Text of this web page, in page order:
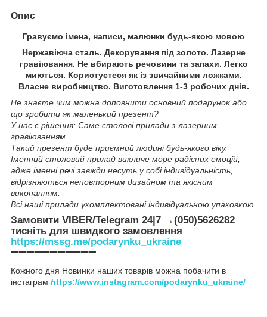
Опис
Гравуємо імена, написи, малюнки будь-якою мовою
Нержавіюча сталь. Декорування під золото. Лазерне
гравіювання. Не вбирають речовини та запахи. Легко
миються. Користуєтеся як із звичайними ложками.
Власне виробництво. Виготовлення 1-3 робочих днів.
Не знаєте чим можна доповнити основний подарунок або
що зробити як маленький презент?
У нас є рішення: Саме столові прилади з лазерним
гравіюванням.
Такий презент буде приємний людині будь-якого віку.
Іменний столовий прилад викличе море радісних емоцій,
адже іменні речі завжди несуть у собі індивідуальність,
відрізняються неповторним дизайном та якісним
виконанням.
Всі наші прилади укомплектовані індивідуальною упаковкою.
Замовити VIBER/Telegram 24|7 →(050)5626282
тисніть для швидкого замовлення
https://mssg.me/podarynku_ukraine
➖➖➖➖➖➖➖➖➖➖➖
Кожного дня Новинки наших товарів можна побачити в
інстаграм https://www.instagram.com/podarynku_ukraine/